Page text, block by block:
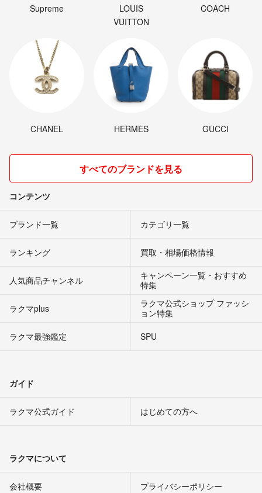
Supreme
LOUIS
VUITTON
COACH
CHANEL HERMES GUCCI
すべてのブランドを見る
コンテンツ
ブランド一覧 カテゴリ一覧
ランキング 買取・相場価格情報
人気商品チャンネル
キャンペーン一覧・おすすめ
特集
ラクマplus
ラクマ公式ショップ ファッシ
ョン特集
ラクマ最強鑑定
SPU
ガイド
ラクマ公式ガイド はじめての方へ
ラクマについて
会社概要 プライバシーポリシー